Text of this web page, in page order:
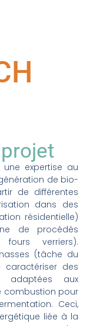
expertise au
de bio-
de différentes
dans des
résidentielle)
de procédés
fours verriers).
(tâche du
caractériser des
adaptées aux
combustion pour
Ceci,
liée à la